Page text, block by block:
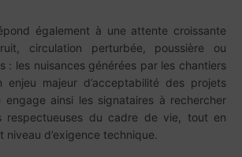
également à une attente croissante
circulation perturbée, poussière ou
: les nuisances générées par les chantiers
enjeu majeur d’acceptabilité des projets
ainsi les signataires à rechercher
respectueuses du cadre de vie, tout en
niveau d’exigence technique.